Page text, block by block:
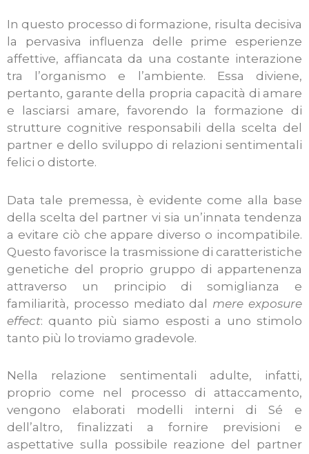
In questo processo di formazione, risulta decisiva
la pervasiva influenza delle prime esperienze
affettive, affiancata da una costante interazione
tra l’organismo e l’ambiente. Essa diviene,
pertanto, garante della propria capacità di amare
e lasciarsi amare, favorendo la formazione di
strutture cognitive responsabili della scelta del
partner e dello sviluppo di relazioni sentimentali
felici o distorte.
Data tale premessa, è evidente come alla base
della scelta del partner vi sia un’innata tendenza
a evitare ciò che appare diverso o incompatibile.
Questo favorisce la trasmissione di caratteristiche
genetiche del proprio gruppo di appartenenza
attraverso un principio di somiglianza e
familiarità, processo mediato dal mere exposure
effect: quanto più siamo esposti a uno stimolo
tanto più lo troviamo gradevole.
Nella relazione sentimentali adulte, infatti,
proprio come nel processo di attaccamento,
vengono elaborati modelli interni di Sé e
dell’altro, finalizzati a fornire previsioni e
aspettative sulla possibile reazione del partner